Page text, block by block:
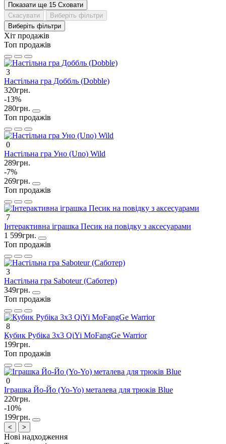
Показати ще 15 Сховати
Скасувати
Виберіть фільтри
Виберіть фільтри
Хіт продажів
Топ продажів
3
Настільна гра Доббль (Dobble)
320грн.
-13%
280грн.
Топ продажів
0
Настільна гра Уно (Uno) Wild
289грн.
-7%
269грн.
Топ продажів
7
Інтерактивна іграшка Песик на повідку з аксесуарами
1 599грн.
Топ продажів
3
Настільна гра Saboteur (Саботер)
349грн.
Топ продажів
8
Кубик Рубіка 3х3 QiYi MoFangGe Warrior
199грн.
Топ продажів
0
Іграшка Йо-Йо (Yo-Yo) металева для трюків Blue
220грн.
-10%
199грн.
< >
Нові надходження